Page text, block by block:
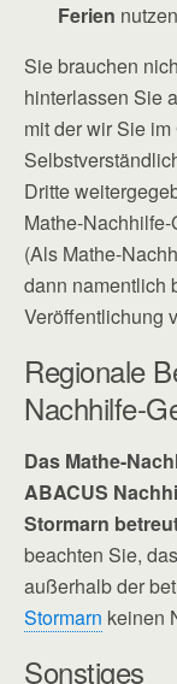
Ferien
Sie brauchen
hinterlassen Sie
mit der wir Sie
Dritte
Mathe-
(Als Mathe-
dann namentlich
Veröffentlichung
Regionale
Nachhilfe-
Das Mathe-
ABACUS
Stormarn
beachten Sie,
außerhalb der
Stormarn keinen
Sonstiges